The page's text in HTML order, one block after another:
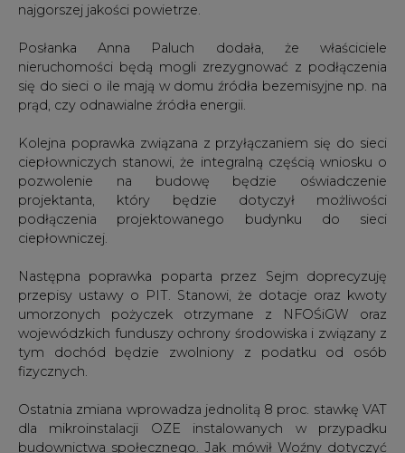
się do sieci o ile mają w domu źródła bezemisyjne np. na
Kolejna poprawka związana z przyłączaniem się do sieci
ciepłowniczych stanowi, że integralną częścią wniosku o
pozwolenie na budowę będzie oświadczenie
podłączenia projektowanego budynku do sieci
ciepłowniczej.
Następna poprawka poparta przez Sejm doprecyzuję
przepisy ustawy o PIT. Stanowi, że dotacje oraz kwoty
umorzonych pożyczek otrzymane z NFOŚiGW oraz
tym dochód będzie zwolniony z podatku od osób
fizycznych.
Ostatnia zmiana wprowadza jednolitą 8 proc. stawkę VAT
dla mikroinstalacji OZE instalowanych w przypadku
budownictwa społecznego. Jak mówił Woźny dotyczyć
obecnie stawka VAT np. na instalacje fotowoltaiczne różni
się od miejsca ich zainstalowania.